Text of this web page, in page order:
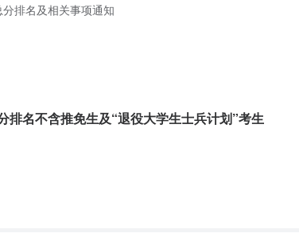
排名及相关事项通知
排名不含推免生及“退役大学生士兵计划”考生